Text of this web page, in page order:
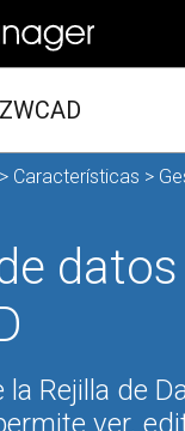
> Características >
la Rejilla de
ver,